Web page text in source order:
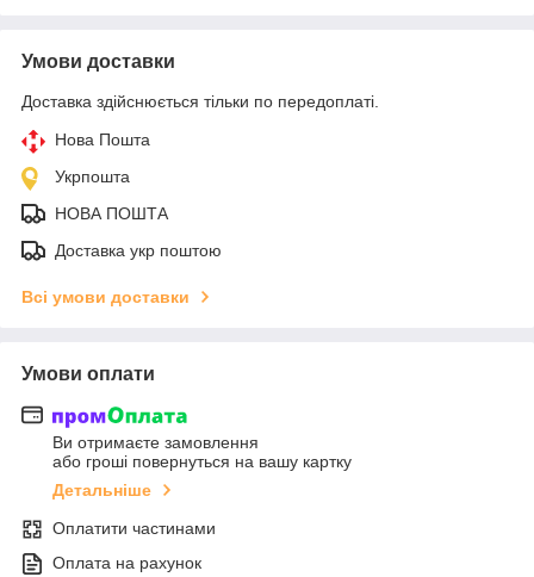
Умови доставки
Доставка здійснюється тільки по передоплаті.
Нова Пошта
Укрпошта
НОВА ПОШТА
Доставка укр поштою
Всі умови доставки
Умови оплати
Ви отримаєте замовлення
або гроші повернуться на вашу картку
Детальніше
Оплатити частинами
Оплата на рахунок